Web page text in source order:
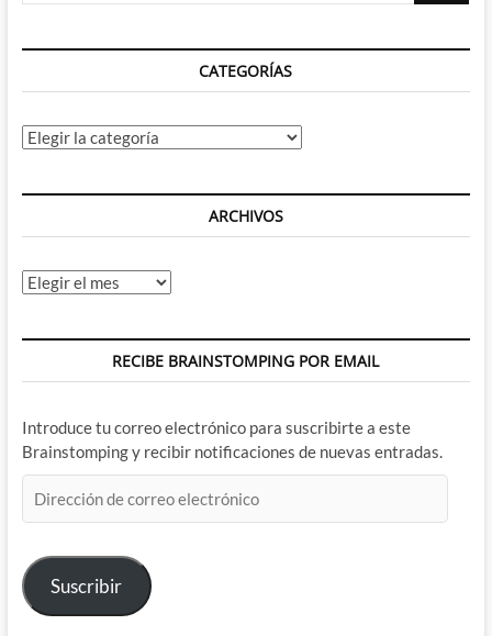
CATEGORÍAS
Categorías
ARCHIVOS
Archivos
RECIBE BRAINSTOMPING POR EMAIL
Introduce tu correo electrónico para suscribirte a este
Brainstomping y recibir notificaciones de nuevas entradas.
de
electrónico
Suscribir